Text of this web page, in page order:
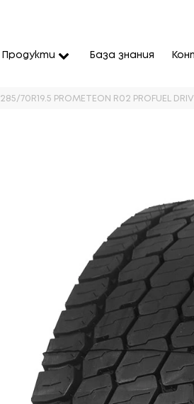
Продукти База знания
285/70R19.5 PROMETEON R02 PROFUEL